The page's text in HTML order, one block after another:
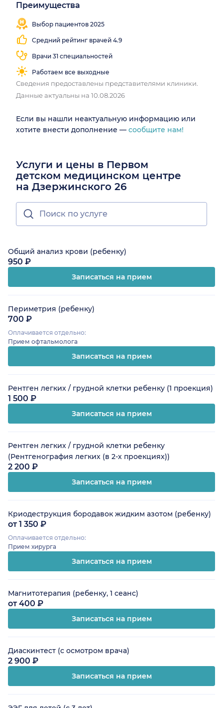
Преимущества
Выбор пациентов 2025
Средний рейтинг врачей 4.9
Врачи 31 специальностей
Работаем все выходные
Сведения предоставлены представителями клиники.
Данные актуальны на 10.08.2026
Если вы нашли неактуальную информацию или
хотите внести дополнение — сообщите нам!
Услуги и цены в Первом
детском медицинском центре
на Дзержинского 26
Общий анализ крови (ребенку)
950 ₽
Записаться на прием
Периметрия (ребенку)
700 ₽
Оплачивается отдельно:
Прием офтальмолога
Записаться на прием
Рентген легких / грудной клетки ребенку (1 проекция)
1 500 ₽
Записаться на прием
Рентген легких / грудной клетки ребенку
(Рентгенография легких (в 2-х проекциях))
2 200 ₽
Записаться на прием
Криодеструкция бородавок жидким азотом (ребенку)
от 1 350 ₽
Оплачивается отдельно:
Прием хирурга
Записаться на прием
Магнитотерапия (ребенку, 1 сеанс)
от 400 ₽
Записаться на прием
Диаскинтест (с осмотром врача)
2 900 ₽
Записаться на прием